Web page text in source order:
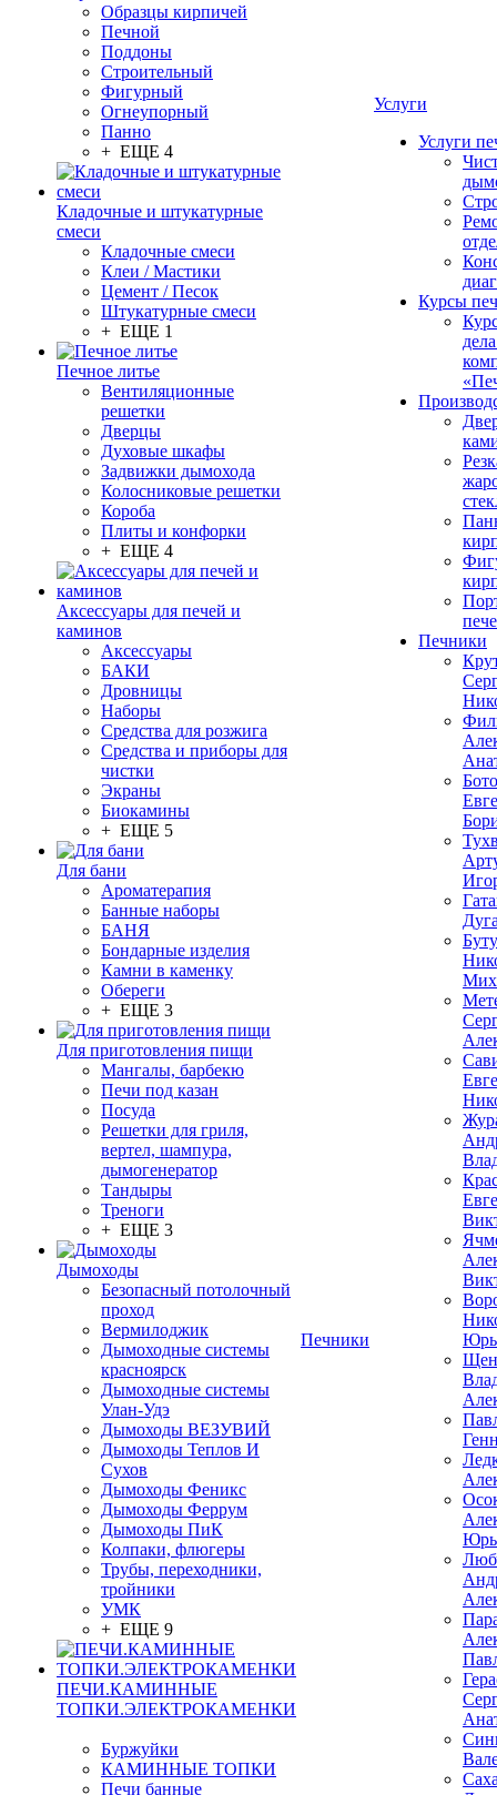
Образцы кирпичей
Печной
Поддоны
Строительный
Фигурный
Огнеупорный
Панно
+ ЕЩЕ 4
Кладочные и штукатурные
смеси
Кладочные смеси
Клеи / Мастики
Цемент / Песок
Штукатурные смеси
+ ЕЩЕ 1
Печное литье
Вентиляционные
решетки
Дверцы
Духовые шкафы
Задвижки дымохода
Колосниковые решетки
Короба
Плиты и конфорки
+ ЕЩЕ 4
Аксессуары для печей и
каминов
Аксессуары
БАКИ
Дровницы
Наборы
Средства для розжига
Средства и приборы для
чистки
Экраны
Биокамины
+ ЕЩЕ 5
Для бани
Ароматерапия
Банные наборы
БАНЯ
Бондарные изделия
Камни в каменку
Обереги
+ ЕЩЕ 3
Для приготовления пищи
Мангалы, барбекю
Печи под казан
Посуда
Решетки для гриля,
вертел, шампура,
дымогенератор
Тандыры
Треноги
+ ЕЩЕ 3
Дымоходы
Безопасный потолочный
проход
Вермилоджик
Дымоходные системы
красноярск
Дымоходные системы
Улан-Удэ
Дымоходы ВЕЗУВИЙ
Дымоходы Теплов И
Сухов
Дымоходы Феникс
Дымоходы Феррум
Дымоходы ПиК
Колпаки, флюгеры
Трубы, переходники,
тройники
УМК
+ ЕЩЕ 9
ПЕЧИ.КАМИННЫЕ
ТОПКИ.ЭЛЕКТРОКАМЕНКИ
Буржуйки
КАМИННЫЕ ТОПКИ
Печи банные
Печники
Услуги
Услуги
Курсы
Печники